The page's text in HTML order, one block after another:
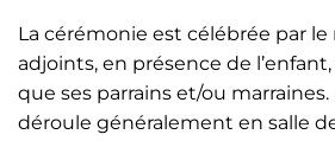
La cérémonie est célébrée par
adjoints, en présence de
que ses parrains et/ou
déroule généralement en salle